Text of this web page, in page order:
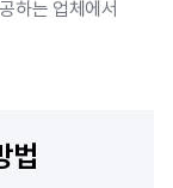
하는 업체에서
법